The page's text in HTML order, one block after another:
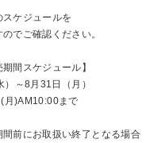
ケジュールを
でご確認ください。
間スケジュール】
～8月31日（月）
月)AM10:00まで
前にお取扱い終了となる場合